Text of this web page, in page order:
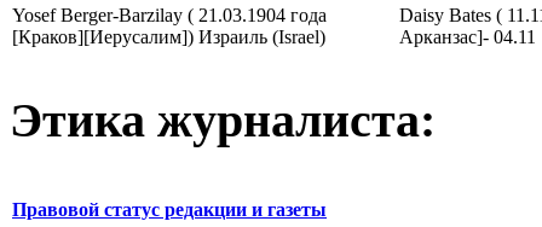
Yosef Berger-Barzilay ( 21.03.1904 года
[Краков][Иерусалим]) Израиль (Israel)
Daisy Bates (
Арканзас]- 04.11
Этика журналиста:
Правовой статус редакции и газеты